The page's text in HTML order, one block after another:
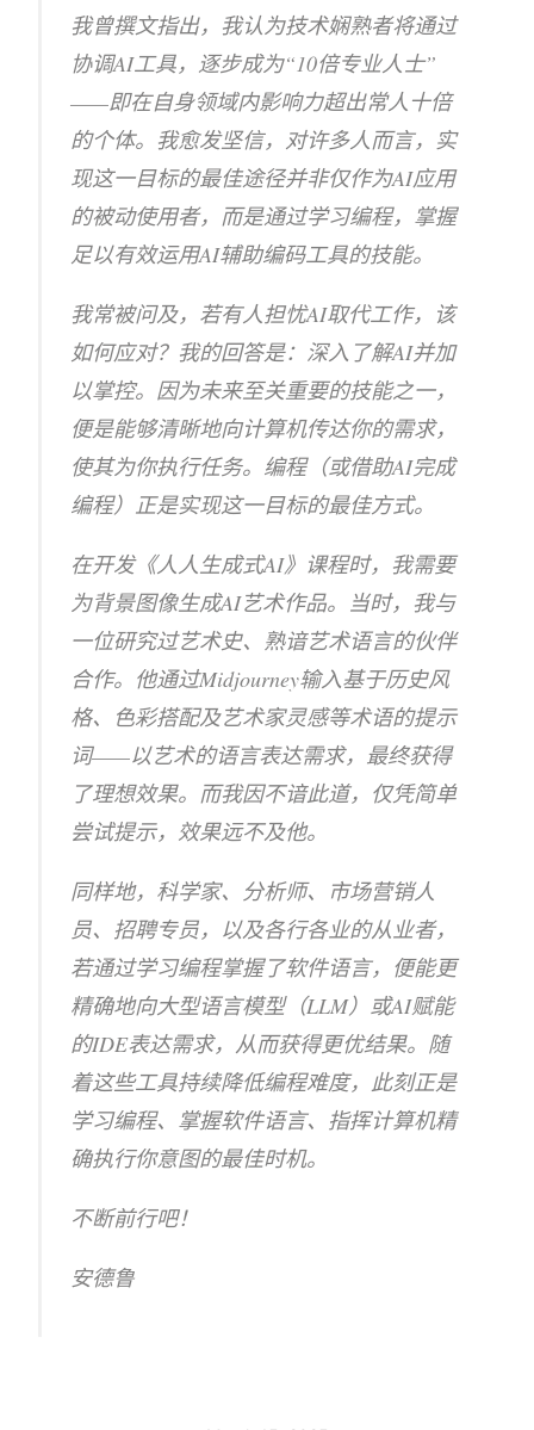
我曾撰文指出，我认为技术娴熟者将通过
协调AI工具，逐步成为“10倍专业人士”
——即在自身领域内影响力超出常人十倍
的个体。我愈发坚信，对许多人而言，实
现这一目标的最佳途径并非仅作为AI应用
的被动使用者，而是通过学习编程，掌握
足以有效运用AI辅助编码工具的技能。
我常被问及，若有人担忧AI取代工作，该
如何应对？我的回答是：深入了解AI并加
以掌控。因为未来至关重要的技能之一，
便是能够清晰地向计算机传达你的需求，
使其为你执行任务。编程（或借助AI完成
编程）正是实现这一目标的最佳方式。
在开发《人人生成式AI》课程时，我需要
为背景图像生成AI艺术作品。当时，我与
一位研究过艺术史、熟谙艺术语言的伙伴
合作。他通过Midjourney输入基于历史风
格、色彩搭配及艺术家灵感等术语的提示
词——以艺术的语言表达需求，最终获得
了理想效果。而我因不谙此道，仅凭简单
尝试提示，效果远不及他。
同样地，科学家、分析师、市场营销人
员、招聘专员，以及各行各业的从业者，
若通过学习编程掌握了软件语言，便能更
精确地向大型语言模型（LLM）或AI赋能
的IDE表达需求，从而获得更优结果。随
着这些工具持续降低编程难度，此刻正是
学习编程、掌握软件语言、指挥计算机精
确执行你意图的最佳时机。
不断前行吧！
安德鲁